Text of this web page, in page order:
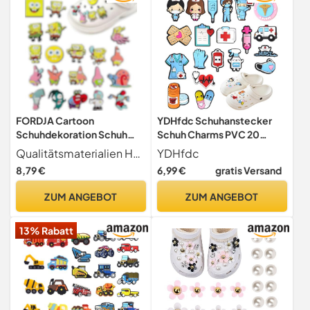
FORDJA Cartoon
Schuhdekoration Schuh
Anhänger, Schuh Charms,
Schuhanstecker,
Einzigartige Schuh-
Kinder und Erwachsene
Qualitätsmaterialien Hergestellt aus hochwertigem PVC-Material, das langlebig, weich und wasserdicht ist, um sicherzustellen, dass die Schuhblume nicht leicht verformt wird oder verblasst, geeignet für das tägliche Tragen und Aktivitäten im Freien.
8,79 €
ZUM ANGEBOT
YDHfdc Schuhanstecker
Schuh Charms PVC 20
Stück Shoe Anstecker
Medizin Schuhanhänger
Shoe Decoration Karikatur
DIY Dekorationen
YDHfdc
6,99 € gratis Versand
ZUM ANGEBOT
13% Rabatt